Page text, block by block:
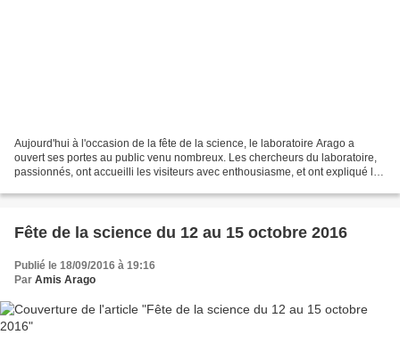
Aujourd'hui à l'occasion de la fête de la science, le laboratoire Arago a
ouvert ses portes au public venu nombreux. Les chercheurs du laboratoire,
passionnés, ont accueilli les visiteurs avec enthousiasme, et ont expliqué les
Fête de la science du 12 au 15 octobre 2016
Publié le 18/09/2016 à 19:16
Par Amis Arago